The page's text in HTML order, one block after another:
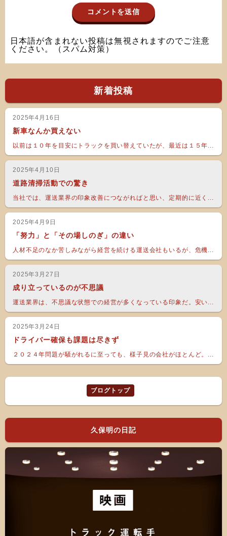
日本語が含まれない投稿は無視されますのでご注意
ください。（スパム対策）
新着投稿
2025年4月16日
新車なんか買えない
以前は１０年を目安にトラックを買い替えていたが、最近は１５年...
2025年4月10日
道路清掃活動での驚き
当社では、運送業界の印象改善につながればと思い、定期的に近く...
2025年4月9日
「努力」と「その場しのぎ」の違い
人材不足のなか苦しみながら経営を続ける運送会社もいるが、危機...
2025年3月27日
成り立っているのが不思議
運送業界は、不思議な状態での経営が多くなっている印象だ。安い...
2025年3月24日
ドライバー確保も課題は尽きず
２０２４年問題が騒がれるに至っても、様子見の会社がほとんど。...
ブログトップ
久保明の日記